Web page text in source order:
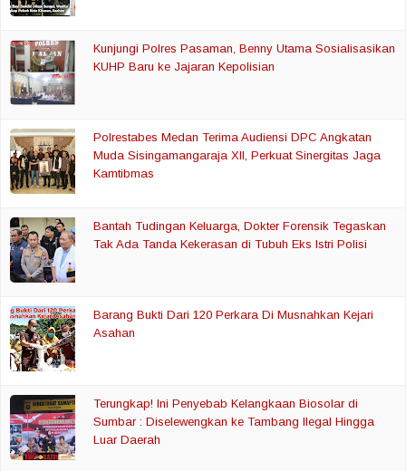
Kunjungi Polres Pasaman, Benny Utama Sosialisasikan
KUHP Baru ke Jajaran Kepolisian
Polrestabes Medan Terima Audiensi DPC Angkatan
Muda Sisingamangaraja XII, Perkuat Sinergitas Jaga
Kamtibmas
Bantah Tudingan Keluarga, Dokter Forensik Tegaskan
Tak Ada Tanda Kekerasan di Tubuh Eks Istri Polisi
Barang Bukti Dari 120 Perkara Di Musnahkan Kejari
Asahan
Terungkap! Ini Penyebab Kelangkaan Biosolar di
Sumbar : Diselewengkan ke Tambang Ilegal Hingga
Luar Daerah